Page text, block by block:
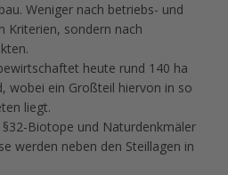
Weniger nach betriebs- und
Kriterien, sondern nach
heute rund 140 ha
wobei ein Großteil hiervon in so
liegt.
Biotope und Naturdenkmäler
werden neben den Steillagen in